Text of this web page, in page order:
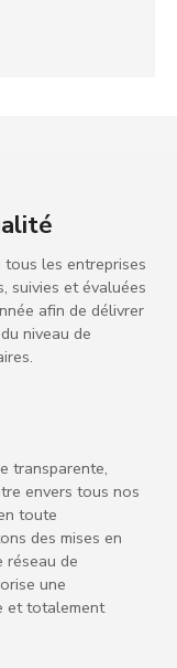
les entreprises
suivies et évaluées
afin de délivrer
niveau de
transparente,
envers tous nos
toute
des mises en
réseau de
une
et totalement